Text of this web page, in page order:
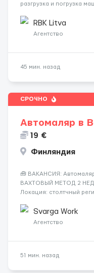
разгрузка и погрузка
выполнение других
Требования: ...
RBK Litva
Агентство
45 мин. назад
СРОЧНО
Автомаляр в
19 €
Финляндия
🧰 ВАКАНСИЯ:
ВАХТОВЫЙ МЕТОД 2
Локация: столтчный
час брутто 🏠 Жильё:
Контакт: +3725672...
Svarga Work
Агентство
51 мин. назад